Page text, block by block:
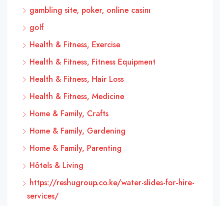
gambling site, poker, online casinı
golf
Health & Fitness, Exercise
Health & Fitness, Fitness Equipment
Health & Fitness, Hair Loss
Health & Fitness, Medicine
Home & Family, Crafts
Home & Family, Gardening
Home & Family, Parenting
Hôtels & Living
https://reshugroup.co.ke/water-slides-for-hire-
services/